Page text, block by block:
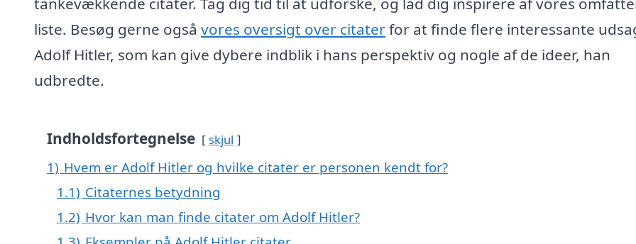
liste. Besøg gerne også vores oversigt over citaterfor at finde flere interessante
Adolf Hitler, som kan give dybere indblik i hans perspektiv og nogle af de ideer, han
udbredte.
Indholdsfortegnelse skjul
1) Hvem er Adolf Hitler og hvilke citater er personen kendt for?
1.1) Citaternes betydning
1.2) Hvor kan man finde citater om Adolf Hitler?